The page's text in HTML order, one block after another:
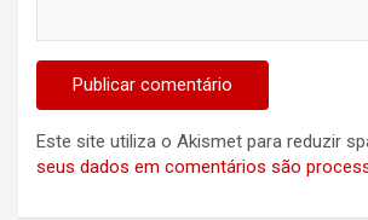
Este site utiliza o Akismet para reduzir
seus dados em comentários são